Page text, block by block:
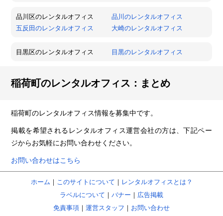
品川区のレンタルオフィス
品川のレンタルオフィス
五反田のレンタルオフィス
大崎のレンタルオフィス
目黒区のレンタルオフィス 目黒のレンタルオフィス
稲荷町のレンタルオフィス：まとめ
稲荷町のレンタルオフィス情報を募集中です。
掲載を希望されるレンタルオフィス運営会社の方は、下記ペー
ジからお気軽にお問い合わせください。
お問い合わせはこちら
ホーム ｜ このサイトについて ｜ レンタルオフィスとは？
ラベルについて ｜ バナー ｜ 広告掲載
免責事項 ｜ 運営スタッフ ｜ お問い合わせ